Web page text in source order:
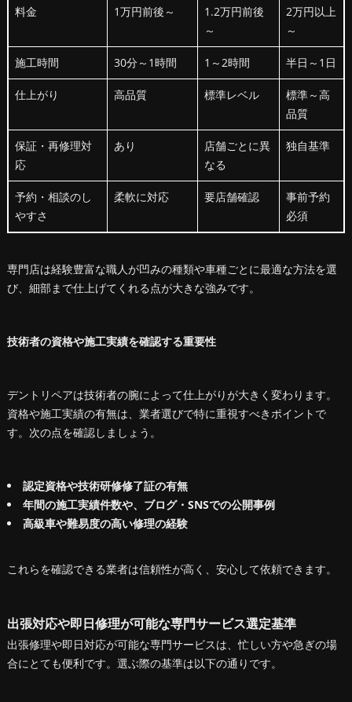
料金 1万円前後～
1.2万円前後
～
2万円以上
～
施工時間 30分～1時間 1～2時間 半日～1日
仕上がり 高品質 標準レベル
標準～高
品質
保証・再修理対
応
あり
店舗ごとに異
なる
独自基準
予約・相談のし
やすさ
柔軟に対応 要店舗確認
事前予約
必須
専門店は経験豊富な職人が凹みの種類や車種ごとに最適な方法を選
び、細部まで仕上げてくれる点が大きな強みです。
技術者の資格や施工実績を確認する重要性
デントリペアは技術者の腕によって仕上がりが大きく変わります。
資格や施工実績の有無は、業者選びで特に重視すべきポイントで
す。次の点を確認しましょう。
認定資格や技術研修修了証の有無
年間の施工実績件数や、ブログ・SNSでの公開事例
高級車や難易度の高い修理の経験
これらを確認できる業者は信頼性が高く、安心して依頼できます。
出張対応や即日修理が可能な専門サービス選定基準
出張修理や即日対応が可能な専門サービスは、忙しい方や急ぎの場
合にとても便利です。選ぶ際の基準は以下の通りです。